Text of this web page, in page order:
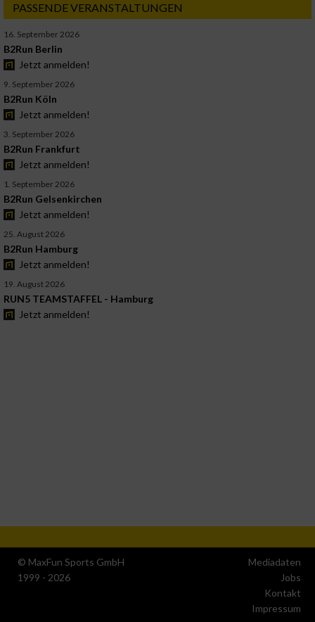
PASSENDE VERANSTALTUNGEN
16. September 2026
B2Run Berlin
Jetzt anmelden!
9. September 2026
B2Run Köln
Jetzt anmelden!
3. September 2026
B2Run Frankfurt
Jetzt anmelden!
1. September 2026
B2Run Gelsenkirchen
Jetzt anmelden!
25. August 2026
B2Run Hamburg
Jetzt anmelden!
19. August 2026
RUN5 TEAMSTAFFEL - Hamburg
Jetzt anmelden!
© MaxFun Sports GmbH
1999 - 2026
Mediadaten
Jobs
Kontakt
Impressum